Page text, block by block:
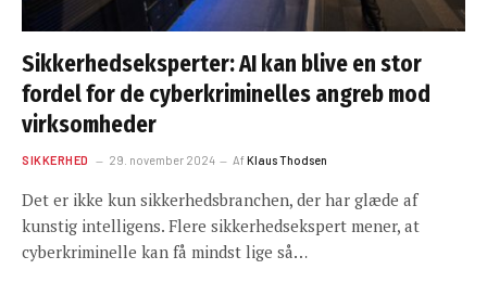
Sikkerhedseksperter: AI kan blive en stor
fordel for de cyberkriminelles angreb mod
virksomheder
SIKKERHED 29. november 2024 AfKlaus Thodsen
Det er ikke kun sikkerhedsbranchen, der har glæde af
kunstig intelligens. Flere sikkerhedsekspert mener, at
cyberkriminelle kan få mindst lige så…